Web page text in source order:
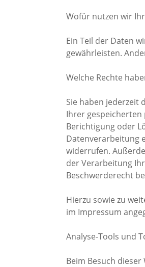
Wofür nutzen wir
Ein Teil der Daten
gewährleisten.
Welche Rechte
Sie haben jederzeit
Ihrer gespeicherten
Berichtigung oder
Datenverarbeitung
widerrufen.
der Verarbeitung
Beschwerderecht
Hierzu sowie zu
im Impressum
Analyse-Tools und
Beim Besuch